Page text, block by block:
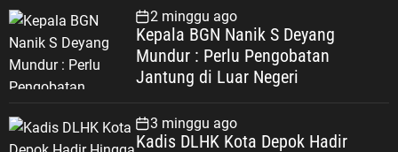
2 minggu ago
Kepala BGN Nanik S Deyang
Mundur : Perlu Pengobatan
Jantung di Luar Negeri
3 minggu ago
Kadis DLHK Kota Depok Hadir